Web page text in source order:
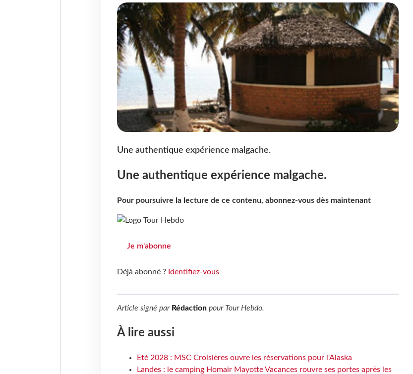
Une authentique expérience malgache.
Une authentique expérience malgache.
Pour poursuivre la lecture de ce contenu, abonnez-vous dès maintenant
Je m'abonne
Déjà abonné ? Identifiez-vous
Article signé par Rédactionpour Tour Hebdo.
À lire aussi
Eté 2028 : MSC Croisières ouvre les réservations pour l'Alaska
Landes : le camping Homair Mayotte Vacances rouvre ses portes après les